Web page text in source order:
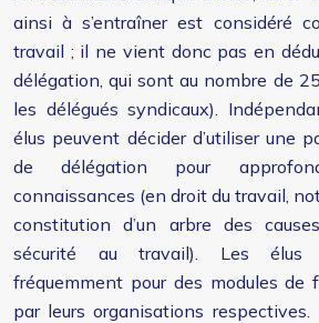
ainsi à s’entraîner est considéré
travail ; il ne vient donc pas en
délégation, qui sont au nombre de
les délégués syndicaux).
élus peuvent décider d’utiliser une
de délégation pour
connaissances (en droit du travail,
constitution d’un arbre des
sécurité au travail). Les élus
fréquemment pour des modules de
par leurs organisations respectives.